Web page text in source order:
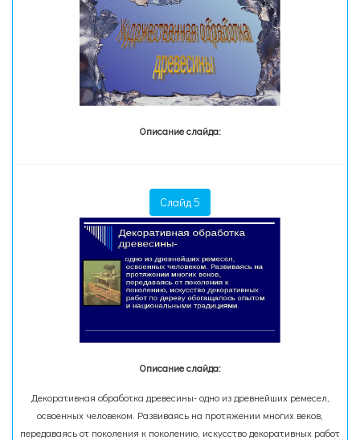
Описание слайда:
Слайд 5
Описание слайда:
Декоративная обработка древесины- одно из древнейших ремесел,
освоенных человеком. Развиваясь на протяжении многих веков,
передаваясь от поколения к поколению, искусство декоративных работ